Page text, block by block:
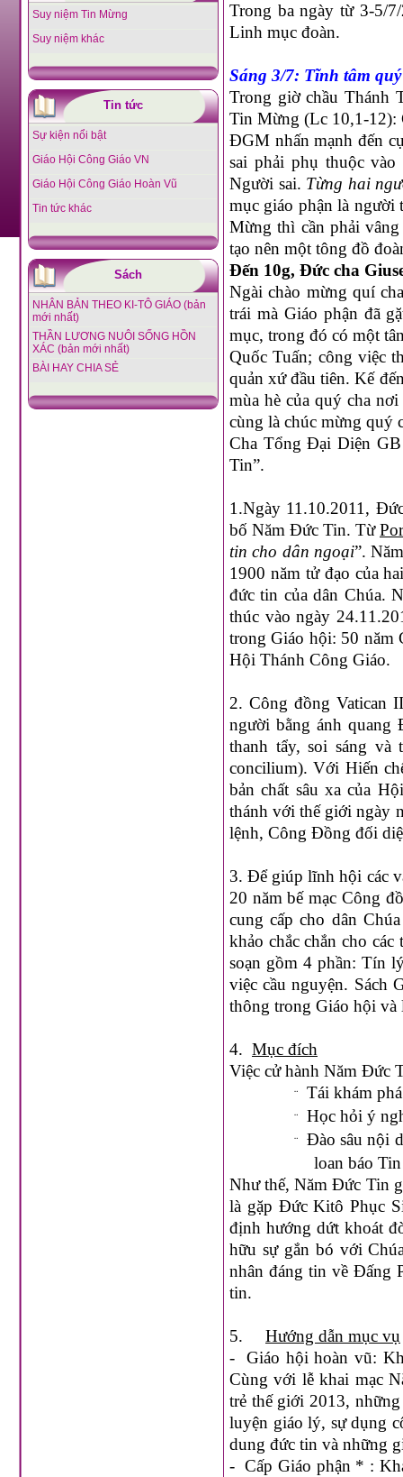
Suy niệm Tin Mừng
Suy niệm khác
Tin tức
Sự kiện nổi bật
Giáo Hội Công Giáo VN
Giáo Hội Công Giáo Hoàn Vũ
Tin tức khác
Sách
NHÂN BẢN THEO KI-TÔ GIÁO (bản
mới nhất)
THẦN LƯƠNG NUÔI SỐNG HỒN
XÁC (bản mới nhất)
BÀI HAY CHIA SẺ
Trong ba ngày từ 3-5/
Linh mục đoàn.
Sáng 3/7: Tĩnh tâm
Trong giờ chầu Thánh
Tin Mừng (Lc 10,1-12):
ĐGM nhấn mạnh đến
sai phải phụ thuộc
Người sai. Từng hai
mục giáo phận là người
Mừng thì cần phải
tạo nên một tông đồ
Đến 10g, Đức cha
Ngài chào mừng quí
trái mà Giáo phận đã
mục, trong đó có một
Quốc Tuấn; công việc
quản xứ đầu tiên. Kế
mùa hè của quý cha
cùng là chúc mừng quý
Cha Tổng Đại Diện
Tin”.
1.Ngày 11.10.2011,
bố Năm Đức Tin. Từ
tin cho dân ngoại”.
1900 năm tử đạo của
đức tin của dân Chúa.
thúc vào ngày
trong Giáo hội: 50 năm
Hội Thánh Công Giáo.
2. Công đồng Vatican
người bằng ánh
thanh tẩy, soi sáng và
concilium). Với Hiến
bản chất sâu xa của
thánh với thế giới ngày
lệnh, Công Đồng đối
3. Để giúp lĩnh hội các
20 năm bế mạc Công
cung cấp cho dân
khảo chắc chắn cho
soạn gồm 4 phần: Tín
việc cầu nguyện. Sách
thông trong Giáo hội và
4. Mục đích
Việc cử hành Năm Đức
¨ Tái khám
¨ Học hỏi ý
¨
Đào sâu nội
loan báo
Như thế, Năm Đức Tin
là gặp Đức Kitô Phục
định hướng dứt khoát
hữu sự gắn bó với
nhân đáng tin về Đấng
tin.
5.
Hướng dẫn mục vụ
- Giáo hội hoàn vũ:
Cùng với lễ khai mạc
trẻ thế giới 2013,
luyện giáo lý, sự dụng
dung đức tin và những
- Cấp Giáo phận * :